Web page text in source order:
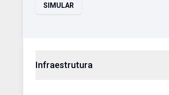
SIMULAR
Infraestrutura